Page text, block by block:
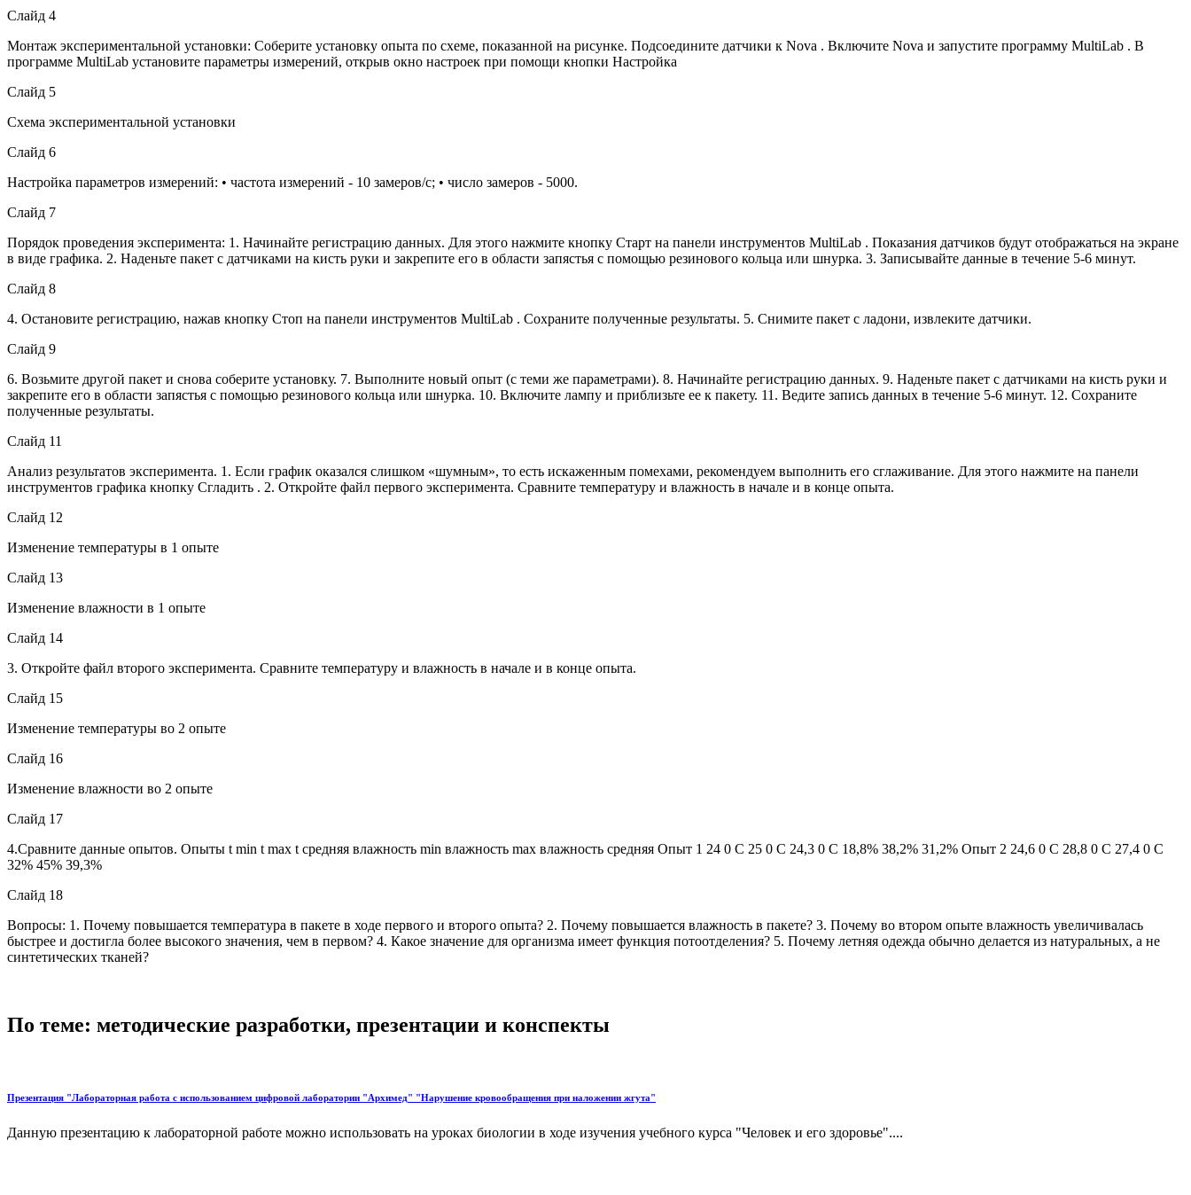
Слайд 4
Монтаж экспериментальной установки: Соберите установку опыта по схеме, показанной на рисунке. Подсоедините датчики к Nova . Включите Nova и запустите программу MultiLab . В
программе MultiLab установите параметры измерений, открыв окно настроек при помощи кнопки Настройка
Слайд 5
Схема экспериментальной установки
Слайд 6
Настройка параметров измерений: • частота измерений - 10 замеров/с; • число замеров - 5000.
Слайд 7
Порядок проведения эксперимента: 1. Начинайте регистрацию данных. Для этого нажмите кнопку Старт на панели инструментов MultiLab . Показания датчиков будут отображаться на экране
в виде графика. 2. Наденьте пакет с датчиками на кисть руки и закрепите его в области запястья с помощью резинового кольца или шнурка. 3. Записывайте данные в течение 5-6 минут.
Слайд 8
4. Остановите регистрацию, нажав кнопку Стоп на панели инструментов MultiLab . Сохраните полученные результаты. 5. Снимите пакет с ладони, извлеките датчики.
Слайд 9
6. Возьмите другой пакет и снова соберите установку. 7. Выполните новый опыт (с теми же параметрами). 8. Начинайте регистрацию данных. 9. Наденьте пакет с датчиками на кисть руки и
закрепите его в области запястья с помощью резинового кольца или шнурка. 10. Включите лампу и приблизьте ее к пакету. 11. Ведите запись данных в течение 5-6 минут. 12. Сохраните
полученные результаты.
Слайд 11
Анализ результатов эксперимента. 1. Если график оказался слишком «шумным», то есть искаженным помехами, рекомендуем выполнить его сглаживание. Для этого нажмите на панели
инструментов графика кнопку Сгладить . 2. Откройте файл первого эксперимента. Сравните температуру и влажность в начале и в конце опыта.
Слайд 12
Изменение температуры в 1 опыте
Слайд 13
Изменение влажности в 1 опыте
Слайд 14
3. Откройте файл второго эксперимента. Сравните температуру и влажность в начале и в конце опыта.
Слайд 15
Изменение температуры во 2 опыте
Слайд 16
Изменение влажности во 2 опыте
Слайд 17
4.Сравните данные опытов. Опыты t min t max t средняя влажность min влажность max влажность средняя Опыт 1 24 0 С 25 0 С 24,3 0 С 18,8% 38,2% 31,2% Опыт 2 24,6 0 С 28,8 0 С 27,4 0 С
32% 45% 39,3%
Слайд 18
Вопросы: 1. Почему повышается температура в пакете в ходе первого и второго опыта? 2. Почему повышается влажность в пакете? 3. Почему во втором опыте влажность увеличивалась
быстрее и достигла более высокого значения, чем в первом? 4. Какое значение для организма имеет функция потоотделения? 5. Почему летняя одежда обычно делается из натуральных, а не
синтетических тканей?
По теме: методические разработки, презентации и конспекты
Презентация "Лабораторная работа с использованием цифровой лаборатории "Архимед" "Нарушение кровообращения при наложении жгута"
Данную презентацию к лабораторной работе можно использовать на уроках биологии в ходе изучения учебного курса "Человек и его здоровье"....